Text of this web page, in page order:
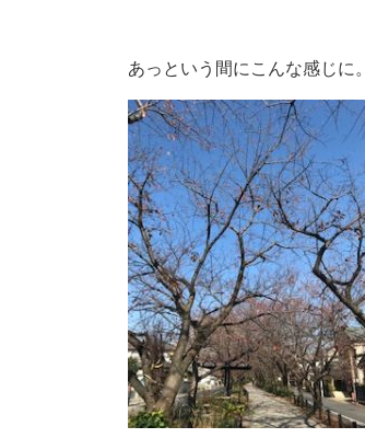
あっという間にこんな感じに。